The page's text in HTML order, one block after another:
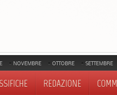
NOVEMBRE OTTOBRE SETTEMBRE
REDAZIONE